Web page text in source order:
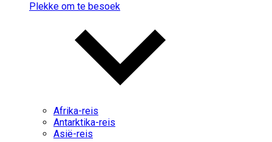
Plekke om te besoek
Afrika-reis
Antarktika-reis
Asië-reis